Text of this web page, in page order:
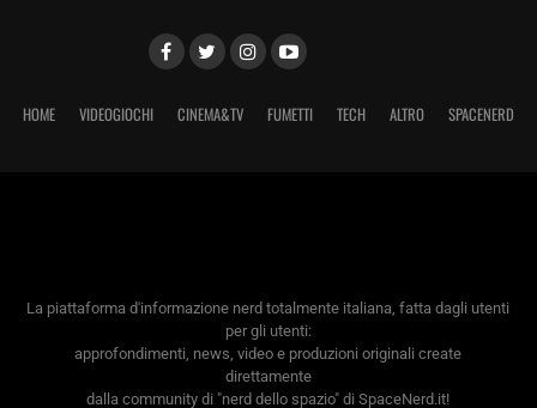
HOME VIDEOGIOCHI CINEMA&TV FUMETTI TECH ALTRO SPACENERD
La piattaforma d'informazione nerd totalmente italiana, fatta dagli utenti
per gli utenti:
approfondimenti, news, video e produzioni originali create
direttamente
dalla community di "nerd dello spazio" di SpaceNerd.it!